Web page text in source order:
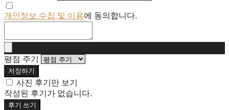
개인정보 수집 및 이용에 동의합니다.
평점 주기
저장하기
사진 후기만 보기
작성된 후기가 없습니다.
후기 쓰기